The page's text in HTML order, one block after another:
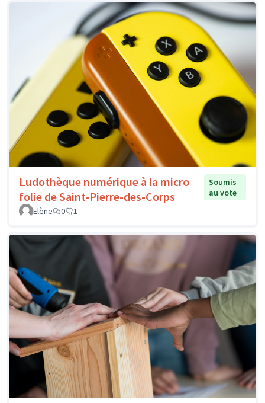
Ludothèque numérique à la micro
folie de Saint-Pierre-des-Corps
Soumis
au vote
Elène
0 1